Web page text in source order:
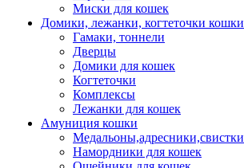
Миски для кошек
Домики, лежанки, когтеточки кошки
Гамаки, тоннели
Дверцы
Домики для кошек
Когтеточки
Комплексы
Лежанки для кошек
Амуниция кошки
Медальоны,адресники,свистки
Намордники для кошек